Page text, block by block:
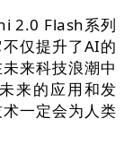
2.0 Flash系列
仅提升了AI的
来科技浪潮中
来的应用和发
一定会为人类